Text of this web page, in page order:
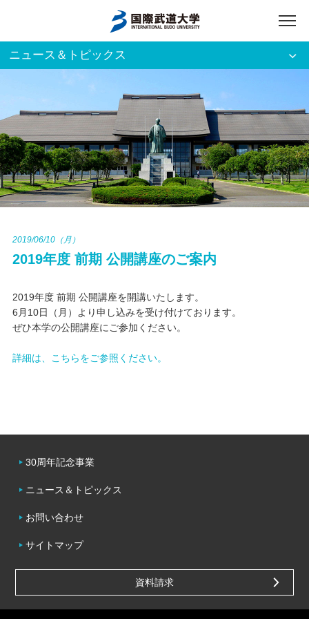
アクセス 入試資料請求
ご利用者別
ホーム
大学案内
資格・就職
ニュース＆トピックス
2019/06/10（月）
2019年度 前期 公開講座のご案内
2019年度 前期 公開講座を開講いたします。
6月10日（月）より申し込みを受け付けております。
ぜひ本学の公開講座にご参加ください。
詳細は、こちらをご参照ください。
30周年記念事業
ニュース＆トピックス
お問い合わせ
サイトマップ
資料請求